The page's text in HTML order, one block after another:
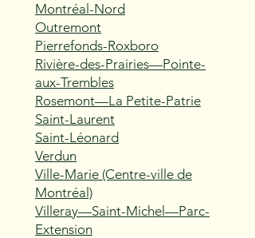
Montréal-Nord
Outremont
Pierrefonds-Roxboro
Rivière-des-Prairies—Pointe-
aux-Trembles
Rosemont—La Petite-Patrie
Saint-Laurent
Saint-Léonard
Verdun
Ville-Marie (Centre-ville de
Montréal)
Villeray—Saint-Michel—Parc-
Extension